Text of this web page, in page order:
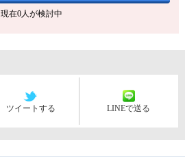
現在0人が検討中
ツイートする LINEで送る